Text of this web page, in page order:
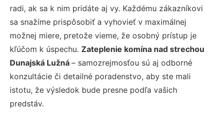
radi, ak sa k nim pridáte aj vy. Každému zákazníkovi
sa snažíme prispôsobiť a vyhovieť v maximálnej
možnej miere, pretože vieme, že osobný prístup je
kľúčom k úspechu. Zateplenie komína nad strechou
Dunajská Lužná – samozrejmosťou sú aj odborné
konzultácie či detailné poradenstvo, aby ste mali
istotu, že výsledok bude presne podľa vašich
predstáv.